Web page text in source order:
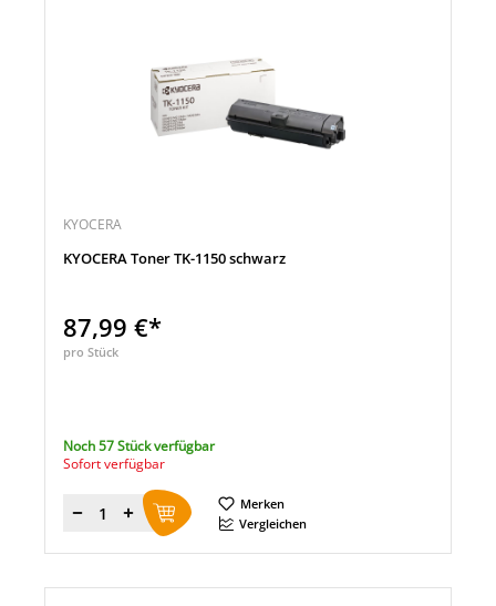
KYOCERA
KYOCERA Toner TK-1150 schwarz
87,99 €*
pro Stück
Noch 57 Stück verfügbar
Sofort verfügbar
Menge
Merken
Vergleichen